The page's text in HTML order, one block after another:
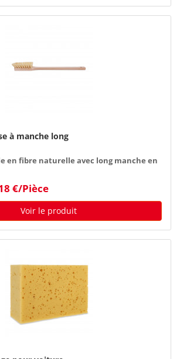
à manche long
en fibre naturelle avec long manche en
€/Pièce
Voir le produit